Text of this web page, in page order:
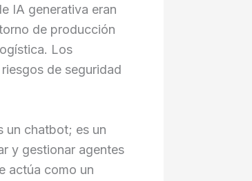
IA generativa eran
de producción
Los
de seguridad
un chatbot; es un
y gestionar agentes
actúa como un